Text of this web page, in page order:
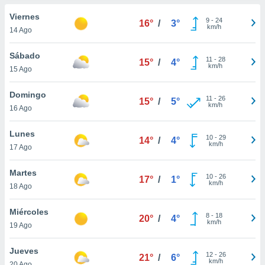
en
y
cookies
aceptar
Viernes
14 Ago
16° / 3° 9- 24
km/h
Sábado
15 Ago
15° / 4° 11 - 28
km/h
Domingo
16 Ago
15° / 5° 11 - 26
km/h
Lunes
17 Ago
14° / 4° 10- 29
km/h
Martes
18 Ago
17° / 1° 10- 26
km/h
Miércoles
19 Ago
20° / 4° 8- 18
km/h
Jueves
21° / 6° 12- 26
km/h